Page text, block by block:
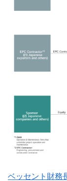
ベッセント財務